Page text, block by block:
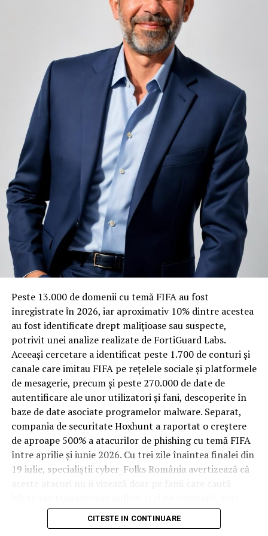
adiacent rămâne una dintre cele mai frecvente
nemulțumiri semnalate de oaspeți în recenziile online,
chiar și la unități altfel apreciate pentru servicii și
locație. De multe ori, oaspeții nu identifică pardoseala
drept sursa reală a problemei, ci descriu simplu senzația
de spațiu zgomotos sau agitat.
Pardoseala joacă un rol important în absorbția acestor
sunete, mai ales în zonele de trecere frecventă dintre
cameră și baie sau dintre pat și fereastră. Un material cu
proprietăți fonoabsorbante bune reduce transmiterea
zgomotului către camerele vecine și către etajele
inferioare, un aspect esențial mai ales în clădirile mai
vechi, cu structuri care nu au fost proiectate inițial
pentru izolare fonică performantă.
Rotația rapidă a oaspeților cere
materiale rezistente
Spre diferență de o locuință obișnuită, o cameră de hotel
trece printr-un ciclu de utilizare intensă: oaspeți diferiți,
bagaje trase pe roți, curățenie zilnică, uneori mai multe
rezervări consecutive în aceeași săptămână. Această
frecvență ridicată de utilizare pune presiune reală pe
orice suprafață, iar pardoseala este printre primele
elemente afectate vizibil, mai ales în zona din jurul
patului și a ușii de acces.
În etapa de renovare sau construcție, administratorii
care iau în calcul mocheta trafic intenspentru zonele
cu rotație mare reduc riscul de uzură prematură și de
decolorare vizibilă în punctele de trecere frecventă. Este
o decizie care ține mai puțin de stil și mai mult de
după primele sezoane de utilizare intensă.
Peste 13.000 de domenii cu temă FIFA au fost
înregistrate ȋn 2026, iar aproximativ 10% dintre acestea
au fost identificate drept malițioase sau suspecte,
potrivit unei analize realizate de FortiGuard Labs.
Aceeași cercetare a identificat peste 1.700 de conturi și
canale care imitau FIFA pe rețelele sociale și platformele
de mesagerie, precum și peste 270.000 de date de
autentificare ale unor utilizatori și fani, descoperite în
baze de date asociate programelor malware. Separat,
compania de securitate Hoxhunt a raportat o creștere
de aproape 500% a atacurilor de phishing cu temă FIFA
între aprilie și iunie 2026. Cu trei zile înaintea finalei din
19 iulie, specialiștii cyber_Folks România avertizează că
conturile, dispozitivele și infrastructura digitală
utilizate de angajați.
CITESTE IN CONTINUARE